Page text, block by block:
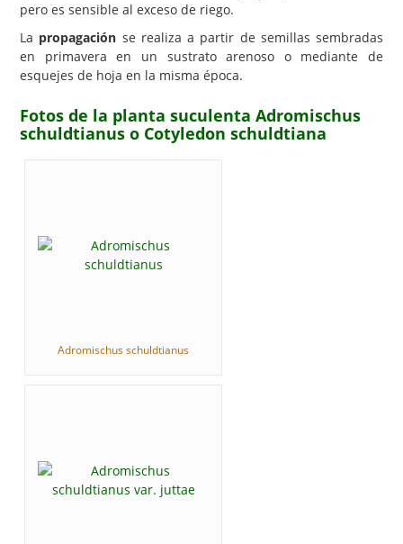
pero es sensible al exceso de riego.
La propagación se realiza a partir de semillas sembradas
en primavera en un sustrato arenoso o mediante de
esquejes de hoja en la misma época.
Fotos de la planta suculenta Adromischus
schuldtianus o Cotyledon schuldtiana
Adromischus schuldtianus